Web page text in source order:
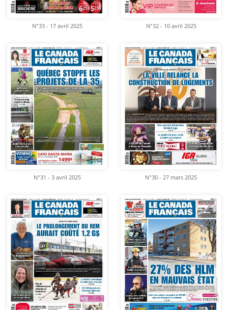
N°33 - 17 avril 2025 N°32 - 10 avril 2025
N°31 - 3 avril 2025 N°30 - 27 mars 2025